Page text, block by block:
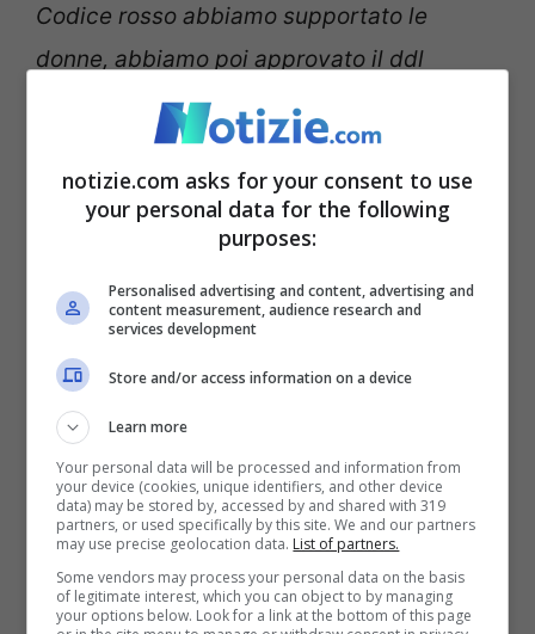
Codice rosso abbiamo supportato le
donne, abbiamo poi approvato il ddl
Bongiorno per velocizzare i tempi di
intervento che non venivano rispettati”,
risponde la senatrice della Lega.
rosso rafforzato
Con il Codice rosso rafforzato, aggiunge,
non lasciamo spazio a interpretazioni che
scagionino il colpevole: stiamo rafforzando
i provvedimenti con l’esperienza, grazie al
confronto con associazioni, operatori,
Forze dell’ordine e le stesse vittime, ma
notizie.com asks for your consent to use
your personal data for the following
purposes:
Personalised advertising and content, advertising and
content measurement, audience research and
services development
Store and/or access information on a device
Learn more
Your personal data will be processed and information from
your device (cookies, unique identifiers, and other device
data) may be stored by, accessed by and shared with 319
partners, or used specifically by this site. We and our partners
may use precise geolocation data. List of partners.
Some vendors may process your personal data on the basis
of legitimate interest, which you can object to by managing
your options below. Look for a link at the bottom of this page